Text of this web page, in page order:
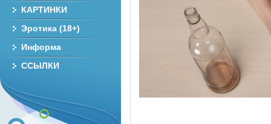
КАРТИНКИ
Эротика (18+)
Информа
ССЫЛКИ